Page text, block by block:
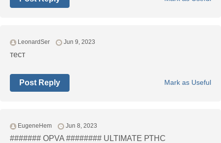
LeonardSer Jun 9, 2023
тест
Mark as Useful
Post Reply
EugeneHem Jun 8, 2023
####### OPVA ######## ULTIMATE РТНС